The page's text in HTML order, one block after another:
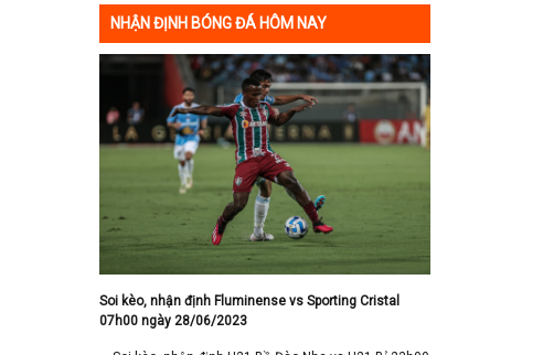
NHẬN ĐỊNH BÓNG ĐÁ HÔM NAY
Soi kèo, nhận định Fluminense vs Sporting Cristal
07h00 ngày 28/06/2023